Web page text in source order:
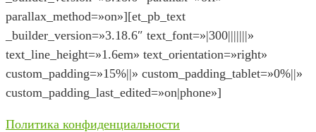
parallax_method=»on»][et_pb_text
_builder_version=»3.18.6″ text_font=»|300|||||||»
text_line_height=»1.6em» text_orientation=»right»
custom_padding=»15%||» custom_padding_tablet=»0%||»
custom_padding_last_edited=»on|phone»]
Политика конфиденциальности